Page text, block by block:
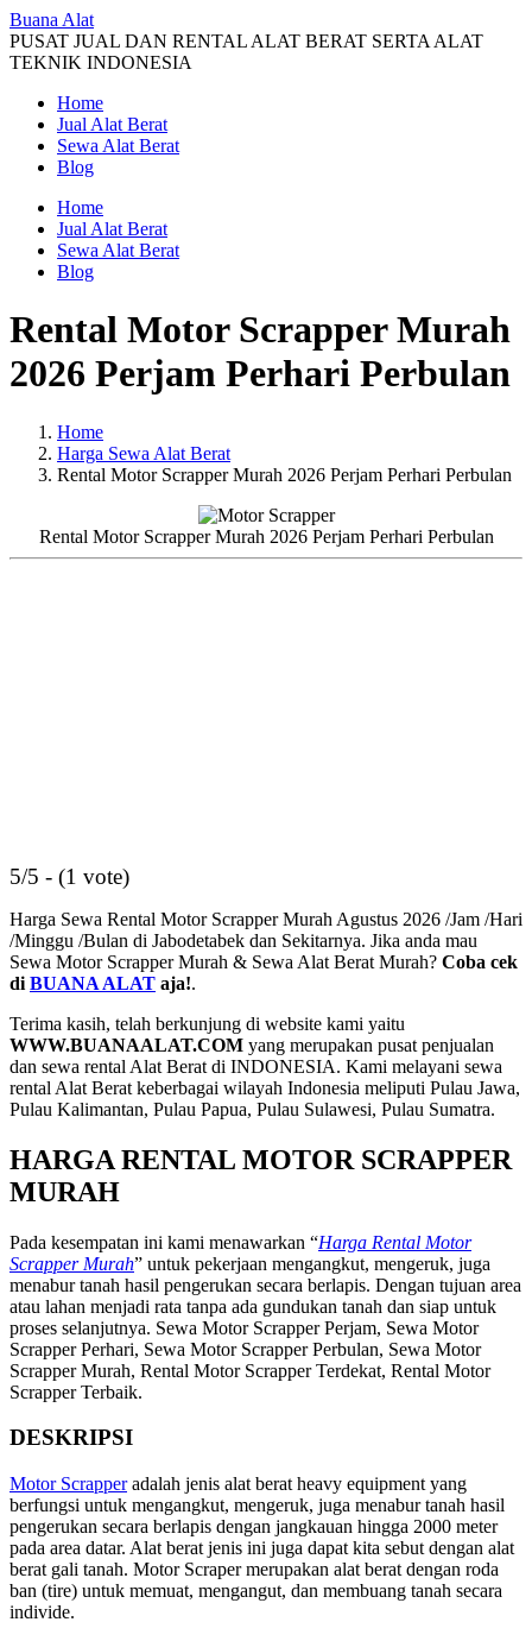
Buana Alat
PUSAT JUAL DAN RENTAL ALAT BERAT SERTA ALAT
TEKNIK INDONESIA
Home
Jual Alat Berat
Sewa Alat Berat
Blog
Home
Jual Alat Berat
Sewa Alat Berat
Blog
Rental Motor Scrapper Murah
2026 Perjam Perhari Perbulan
Home
Harga Sewa Alat Berat
Rental Motor Scrapper Murah 2026 Perjam Perhari Perbulan
Rental Motor Scrapper Murah 2026 Perjam Perhari Perbulan
5/5 - (1 vote)
Harga Sewa Rental Motor Scrapper Murah Agustus 2026 /Jam /Hari
/Minggu /Bulan di Jabodetabek dan Sekitarnya. Jika anda mau
Sewa Motor Scrapper Murah & Sewa Alat Berat Murah? Coba cek
di BUANA ALAT aja!.
Terima kasih, telah berkunjung di website kami yaitu
WWW.BUANAALAT.COM yang merupakan pusat penjualan
dan sewa rental Alat Berat di INDONESIA. Kami melayani sewa
rental Alat Berat keberbagai wilayah Indonesia meliputi Pulau Jawa,
Pulau Kalimantan, Pulau Papua, Pulau Sulawesi, Pulau Sumatra.
HARGA RENTAL MOTOR SCRAPPER
MURAH
Pada kesempatan ini kami menawarkan “Harga Rental Motor
Scrapper Murah” untuk pekerjaan mengangkut, mengeruk, juga
menabur tanah hasil pengerukan secara berlapis. Dengan tujuan area
atau lahan menjadi rata tanpa ada gundukan tanah dan siap untuk
proses selanjutnya. Sewa Motor Scrapper Perjam, Sewa Motor
Scrapper Perhari, Sewa Motor Scrapper Perbulan, Sewa Motor
Scrapper Murah, Rental Motor Scrapper Terdekat, Rental Motor
Scrapper Terbaik.
DESKRIPSI
Motor Scrapperadalah jenis alat berat heavy equipment yang
berfungsi untuk mengangkut, mengeruk, juga menabur tanah hasil
pengerukan secara berlapis dengan jangkauan hingga 2000 meter
pada area datar. Alat berat jenis ini juga dapat kita sebut dengan alat
berat gali tanah. Motor Scraper merupakan alat berat dengan roda
ban (tire) untuk memuat, mengangut, dan membuang tanah secara
individe.